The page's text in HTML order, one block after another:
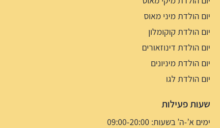
יום הולדת מיני מאוס
יום הולדת קוקומלון
יום הולדת דינוזאורים
יום הולדת מיניונים
יום הולדת לגו
שעות פעילות
ימים א’-ה’ בשעות: 09:00-20:00